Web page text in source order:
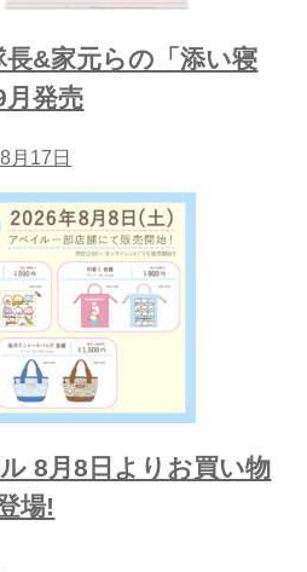
&家元らの「添い寝
発売
月17日
8月8日よりお買い物
場!